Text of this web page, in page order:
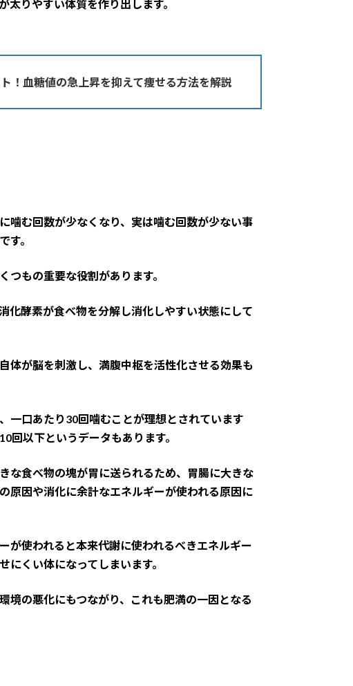
太りやすい体質を作り出します。
！血糖値の急上昇を抑えて痩せる方法を解説
噛む回数が少なくなり、実は噛む回数が少ない事
す。
つもの重要な役割があります。
化酵素が食べ物を分解し消化しやすい状態にして
体が脳を刺激し、満腹中枢を活性化させる効果も
一口あたり30回噛むことが理想とされています
回以下というデータもあります。
な食べ物の塊が胃に送られるため、胃腸に大きな
原因や消化に余計なエネルギーが使われる原因に
が使われると本来代謝に使われるべきエネルギー
にくい体になってしまいます。
境の悪化にもつながり、これも肥満の一因となる